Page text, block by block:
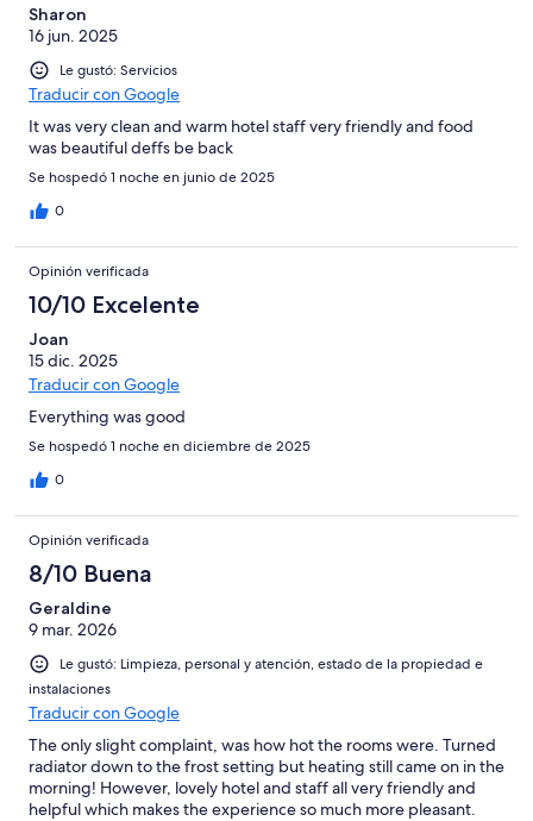
Sharon
16 jun. 2025
Le gustó: Servicios
Traducir con Google
It was very clean and warm hotel staff very friendly and food
was beautiful deffs be back
Se hospedó 1 noche en junio de 2025
0
Opinión verificada
10/10 Excelente
Joan
15 dic. 2025
Traducir con Google
Everything was good
Se hospedó 1 noche en diciembre de 2025
0
Opinión verificada
8/10 Buena
Geraldine
9 mar. 2026
Le gustó: Limpieza, personal y atención, estado de la propiedad e
instalaciones
Traducir con Google
The only slight complaint, was how hot the rooms were. Turned
radiator down to the frost setting but heating still came on in the
morning! However, lovely hotel and staff all very friendly and
helpful which makes the experience so much more pleasant.